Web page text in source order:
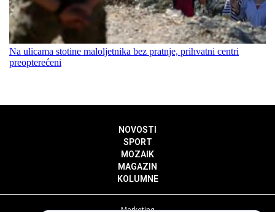
Na ulicama stotine maloljetnika bez pratnje, prihvatni centri
preopterećeni
NOVOSTI
SPORT
MOZAIK
MAGAZIN
KOLUMNE
Marketing